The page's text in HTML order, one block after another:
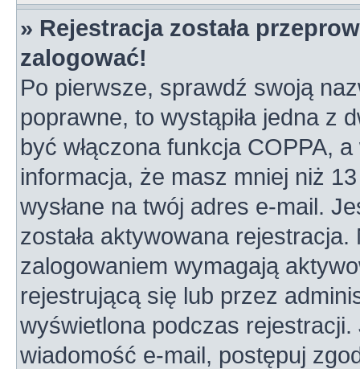
» Rejestracja została
zalogować!
Po pierwsze, sprawdź swoją
poprawne, to wystąpiła jedna z
być włączona funkcja COPPA,
informacja, że masz mniej niż
wysłane na twój adres e-mail.
została aktywowana
zalogowaniem wymagają
rejestrującą się lub przez
wyświetlona podczas rejestracji.
wiadomość e-mail, postępuj